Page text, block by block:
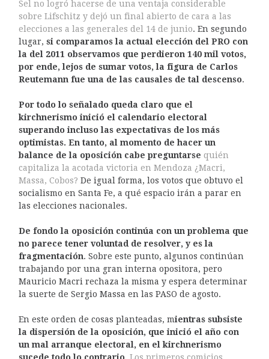
Sel no logró hacerse de una ventaja considerable
sobre Lifschitz y dejó un final abierto de cara a las
elecciones a las generales del 14 de junio. En segundo
lugar, si comparamos la actual elección del PRO con
la del 2011 observamos que perdieron 140 mil votos,
por ende, lejos de sumar votos, la figura de Carlos
Reutemann fue una de las causales de tal descenso.
Por todo lo señalado queda claro que el
kirchnerismo inició el calendario electoral
superando incluso las expectativas de los más
optimistas. En tanto, al momento de hacer un
balance de la oposición cabe preguntarse quién
capitaliza la acotada victoria en Mendoza ¿Macri,
Massa, Cobos? De igual forma, los votos que obtuvo el
socialismo en Santa Fe, a qué espacio irán a parar en
las elecciones nacionales.
De fondo la oposición continúa con un problema que
no parece tener voluntad de resolver, y es la
fragmentación. Sobre este punto, algunos continúan
trabajando por una gran interna opositora, pero
Mauricio Macri rechaza la misma y espera determinar
la suerte de Sergio Massa en las PASO de agosto.
En este orden de cosas planteadas, mientras subsiste
la dispersión de la oposición, que inició el año con
un mal arranque electoral, en el kirchnerismo
sucede todo lo contrario. Los primeros comicios